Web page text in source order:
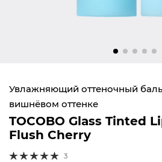
Увлажняющий оттеночный
вишнёвом оттенке
TOCOBO Glass Tinted
Flush Cherry
3